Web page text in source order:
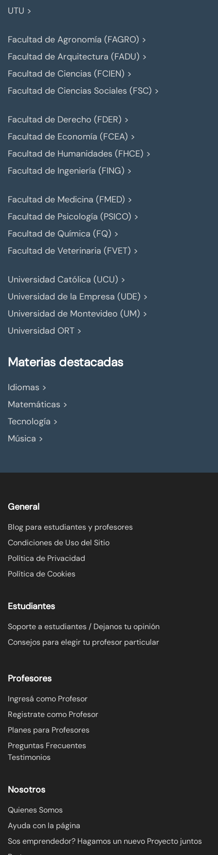
UTU >
Facultad de Agronomía (FAGRO) >
Facultad de Arquitectura (FADU) >
Facultad de Ciencias (FCIEN) >
Facultad de Ciencias Sociales (FSC) >
Facultad de Derecho (FDER) >
Facultad de Economía (FCEA) >
Facultad de Humanidades (FHCE) >
Facultad de Ingeniería (FING) >
Facultad de Medicina (FMED) >
Facultad de Psicología (PSICO) >
Facultad de Química (FQ) >
Facultad de Veterinaria (FVET) >
Universidad Católica (UCU) >
Universidad de la Empresa (UDE) >
Universidad de Montevideo (UM) >
Universidad ORT >
Materias destacadas
Idiomas >
Matemáticas >
Tecnología >
Música >
General
Blog para estudiantes y profesores
Condiciones de Uso del Sitio
Política de Privacidad
Política de Cookies
Estudiantes
Soporte a estudiantes / Dejanos tu opinión
Consejos para elegir tu profesor particular
Profesores
Ingresá como Profesor
Registrate como Profesor
Planes para Profesores
Preguntas Frecuentes
Testimonios
Nosotros
Quienes Somos
Ayuda con la página
Sos emprendedor? Hagamos un nuevo Proyecto juntos